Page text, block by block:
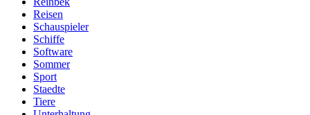
Reisen
Schauspieler
Schiffe
Software
Sommer
Sport
Staedte
Tiere